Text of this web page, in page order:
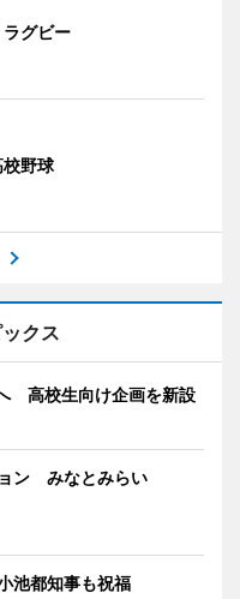
グビー
野球
クス
高校生向け企画を新設
ン みなとみらい
池都知事も祝福